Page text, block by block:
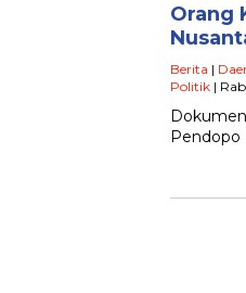
Orang
Berita |
Politik |
Pendopo